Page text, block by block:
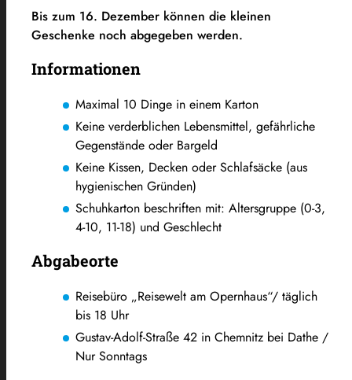
Bis zum 16. Dezember können die kleinen
Geschenke noch abgegeben werden.
Informationen
Maximal 10 Dinge in einem Karton
Keine verderblichen Lebensmittel, gefährliche
Gegenstände oder Bargeld
Keine Kissen, Decken oder Schlafsäcke (aus
hygienischen Gründen)
Schuhkarton beschriften mit: Altersgruppe (0-3,
4-10, 11-18) und Geschlecht
Abgabeorte
Reisebüro „Reisewelt am Opernhaus“/ täglich
bis 18 Uhr
Gustav-Adolf-Straße 42 in Chemnitz bei Dathe /
Nur Sonntags